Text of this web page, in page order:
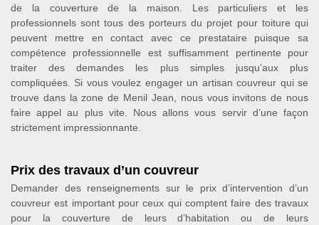
de la couverture de la maison. Les particuliers et les
professionnels sont tous des porteurs du projet pour toiture qui
peuvent mettre en contact avec ce prestataire puisque sa
compétence professionnelle est suffisamment pertinente pour
traiter des demandes les plus simples jusqu’aux plus
compliquées. Si vous voulez engager un artisan couvreur qui se
trouve dans la zone de Menil Jean, nous vous invitons de nous
faire appel au plus vite. Nous allons vous servir d’une façon
strictement impressionnante.
Prix des travaux d’un couvreur
Demander des renseignements sur le prix d’intervention d’un
couvreur est important pour ceux qui comptent faire des travaux
pour la couverture de leurs d’habitation ou de leurs